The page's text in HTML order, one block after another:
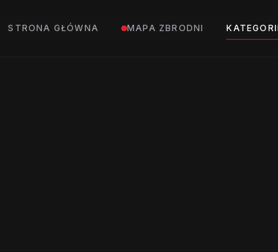
STRONA GŁÓWNA MAPA ZBRODNI